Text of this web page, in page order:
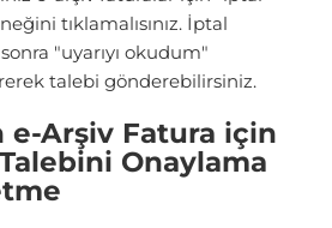
tıklamalısınız. İptal
"uyarıyı okudum"
talebi gönderebilirsiniz.
e-Arşiv Fatura için
Onaylama